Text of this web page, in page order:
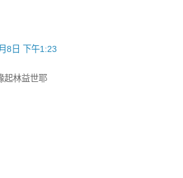
8日 下午1:23
起林益世耶